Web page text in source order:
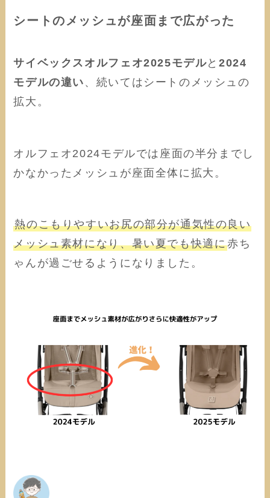
シートのメッシュが座面まで広がった
サイベックスオルフェオ2025モデルと2024
モデルの違い 、続いてはシートのメッシュの
拡大。
オルフェオ2024モデルでは座面の半分までし
かなかったメッシュが座面全体に拡大。
熱のこもりやすいお尻の部分が通気性の良い
メッシュ素材になり、暑い夏でも快適に赤ち
ゃんが過ごせるようになりました。